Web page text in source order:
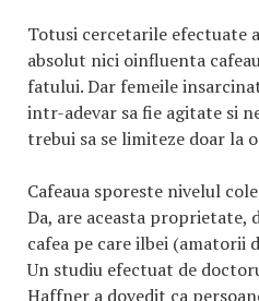
Totusi cercetarile efectuate
absolut nici oinfluenta
fatului. Dar femeile
intr-adevar sa fie agitate si
trebui sa se limiteze doar la o
Cafeaua sporeste nivelul
Da, are aceasta proprietate,
cafea pe care ilbei (amatorii
Un studiu efectuat de
Haffner a dovedit ca